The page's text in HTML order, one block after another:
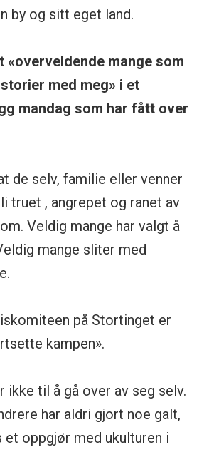
by og sitt eget land.
«overveldende mange som
med meg» i et
mandag som har fått over
de selv, familie eller venner
truet , angrepet og ranet av
Veldig mange har valgt å
mange sliter med
på Stortinget er
kampen».
ikke til å gå over av seg selv.
har aldri gjort noe galt,
et oppgjør med ukulturen i